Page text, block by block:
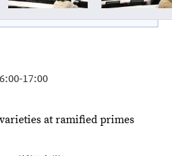
17:00
at ramified primes